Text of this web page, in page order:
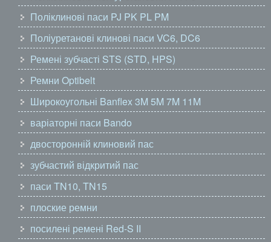
Поліклинові паси PJ PK PL PM
Поліуретанові клинові паси VC6, DC6
Ремені зубчасті STS (STD, HPS)
Ремни Optibelt
Широкоугольні Banflex 3M 5M 7M 11M
варіаторні паси Bando
двосторонній клиновий пас
зубчастий відкритий пас
паси TN10, TN15
плоские ремни
посилені ремені Red-S II